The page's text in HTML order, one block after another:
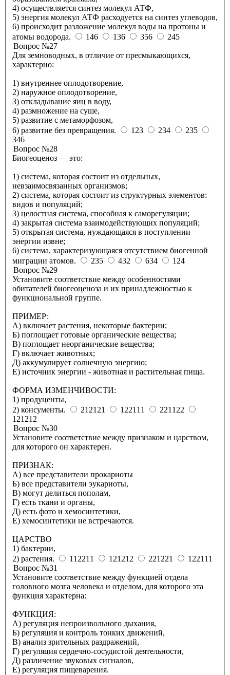
4) осуществляется синтез молекул АТФ,
5) энергия молекул АТФ расходуется на синтез углеводов,
6) происходит разложение молекул воды на протоны и
атомы водорода.
146 136 356
245
Вопрос №27
Для земноводных, в отличие от пресмыкающихся,
характерно:
1) внутреннее оплодотворение,
2) наружное оплодотворение,
3) откладывание яиц в воду,
4) размножение на суше,
5) развитие с метаморфозом,
6) развитие без превращения.
123 234
235
346
Вопрос №28
Биогеоценоз — это:
1) система, которая состоит из отдельных,
невзаимосвязанных организмов;
2) система, которая состоит из структурных элементов:
видов и популяций;
3) целостная система, способная к саморегуляции;
4) закрытая система взаимодействующих популяций;
5) открытая система, нуждающаяся в поступлении
энергии извне;
6) система, характеризующаяся отсутствием биогенной
миграции атомов.
235 432 634
124
Вопрос №29
Установите соответствие между особенностями
обитателей биогеоценоза и их принадлежностью к
функциональной группе.
ПРИМЕР:
А) включает растения, некоторые бактерии;
Б) поглощает готовые органические вещества;
В) поглощает неорганические вещества;
Г) включает животных;
Д) аккумулирует солнечную энергию;
Е) источник энергии - животная и растительная пища.
ФОРМА ИЗМЕНЧИВОСТИ:
1) продуценты,
2) консументы.
212121 122111
221122
121212
Вопрос №30
Установите соответствие между признаком и царством,
для которого он характерен.
ПРИЗНАК:
А) все представители прокариоты
Б) все представители эукариоты,
В) могут делиться пополам,
Г) есть ткани и органы,
Д) есть фото и хемосинтетики,
Е) хемосинтетики не встречаются.
ЦАРСТВО
1) бактерии,
2) растения.
112211 121212 221221
122111
Вопрос №31
Установите соответствие между функцией отдела
головного мозга человека и отделом, для которого эта
функция характерна:
ФУНКЦИЯ:
А) регуляция непроизвольного дыхания,
Б) регуляция и контроль тонких движений,
В) анализ зрительных раздражений,
Г) регуляция сердечно-сосудистой деятельности,
Д) различение звуковых сигналов,
Е) регуляция пищеварения.